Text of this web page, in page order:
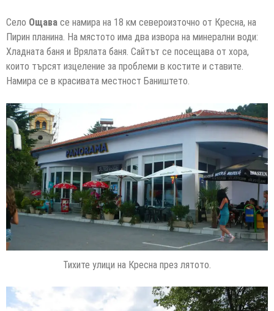
Село Ощава се намира на 18 км североизточно от Кресна, на
Пирин планина. На мястото има два извора на минерални води:
Хладната баня и Врялата баня. Сайтът се посещава от хора,
които търсят изцеление за проблеми в костите и ставите.
Намира се в красивата местност Баништето.
Тихите улици на Кресна през лятото.